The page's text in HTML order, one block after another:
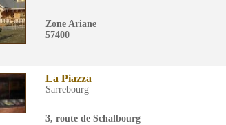
Zone Ariane
57400
La Piazza
Sarrebourg
3, route de Schalbourg